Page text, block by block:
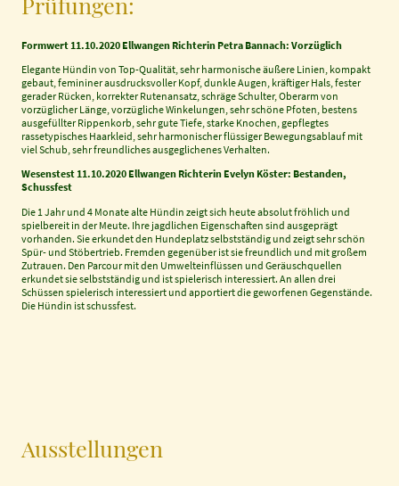
Formwert 11.10.2020 Ellwangen Richterin Petra Bannach: Vorzüglich
Elegante Hündin von Top-Qualität, sehr harmonische äußere Linien, kompakt
gebaut, femininer ausdrucksvoller Kopf, dunkle Augen, kräftiger Hals, fester
gerader Rücken, korrekter Rutenansatz, schräge Schulter, Oberarm von
vorzüglicher Länge, vorzügliche Winkelungen, sehr schöne Pfoten, bestens
ausgefüllter Rippenkorb, sehr gute Tiefe, starke Knochen, gepflegtes
rassetypisches Haarkleid, sehr harmonischer flüssiger Bewegungsablauf mit
viel Schub, sehr freundliches ausgeglichenes Verhalten.
Wesenstest 11.10.2020 Ellwangen Richterin Evelyn Köster: Bestanden,
Schussfest
Die 1 Jahr und 4 Monate alte Hündin zeigt sich heute absolut fröhlich und
spielbereit in der Meute. Ihre jagdlichen Eigenschaften sind ausgeprägt
vorhanden. Sie erkundet den Hundeplatz selbstständig und zeigt sehr schön
Spür- und Stöbertrieb. Fremden gegenüber ist sie freundlich und mit großem
Zutrauen. Den Parcour mit den Umwelteinflüssen und Geräuschquellen
erkundet sie selbstständig und ist spielerisch interessiert. An allen drei
Schüssen spielerisch interessiert und apportiert die geworfenen Gegenstände.
Die Hündin ist schussfest.
Ausstellungen